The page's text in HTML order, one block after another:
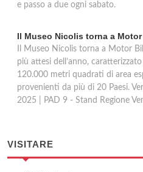
e passo a due ogni sabato.
Il Museo Nicolis torna a
Il Museo Nicolis torna a Motor
più attesi dell’anno,
120.000 metri quadrati di area
provenienti da più di 20 Paesi.
2025 | PAD 9 - Stand Regione
VISITARE